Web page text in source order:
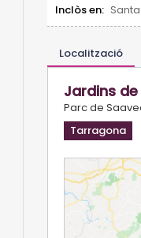
Inclòs en:
Localització
Jardins
Parc de
Tarragona